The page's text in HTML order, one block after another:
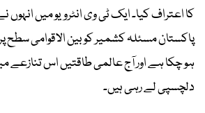
کا اعتراف کیا۔ ایک ٹی وی انٹرویو میں انہوں
پاکستان مسئلہ کشمیر کو بین الاقوامی سطح
ہو چکا ہے اور آج عالمی طاقتیں اس
دلچسپی لے رہی ہیں۔